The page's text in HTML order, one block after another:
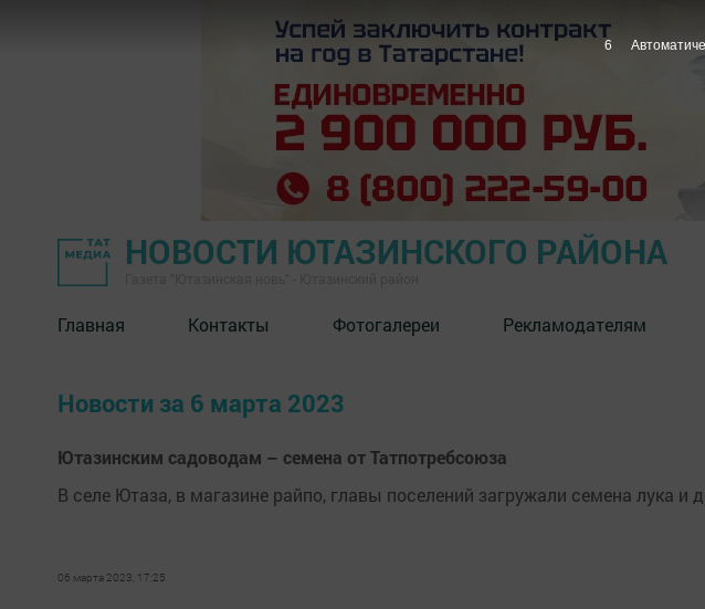
НОВОСТИ ЮТАЗИНСКОГО РАЙОНА
Главная Контакты Фотогалереи Рекламодателям
Новости за 6 марта 2023
Ютазинским садоводам – семена от Татпотребсоюза
В селе Ютаза, в магазине райпо, главы поселений загружали семена лука и
06 марта 2023, 17:25
5